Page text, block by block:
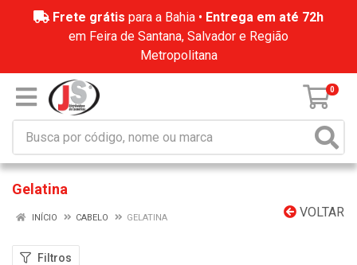
Frete grátis para a Bahia • Entrega em até 72h
em Feira de Santana, Salvador e Região
Metropolitana
0
Gelatina
VOLTAR
INÍCIO CABELO GELATINA
Filtros